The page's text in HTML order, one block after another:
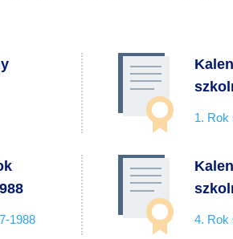
1. Rok
1988 4. Rok